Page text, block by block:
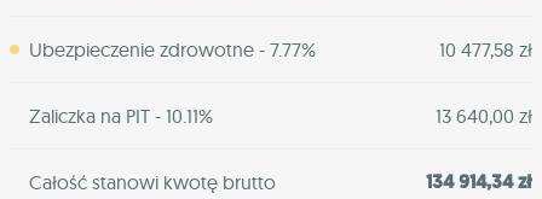
Ubezpieczenie zdrowotne - 7.77% 10 477,58 zł
Zaliczka na PIT - 10.11% 13 640,00 zł
Całość stanowi kwotę brutto 134 914,34 zł